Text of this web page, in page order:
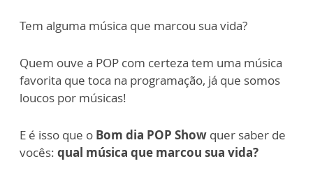
Tem alguma música que marcou sua vida?
Quem ouve a POP com certeza tem uma música
favorita que toca na programação, já que somos
loucos por músicas!
E é isso que o Bom dia POP Show quer saber de
vocês: qual música que marcou sua vida?